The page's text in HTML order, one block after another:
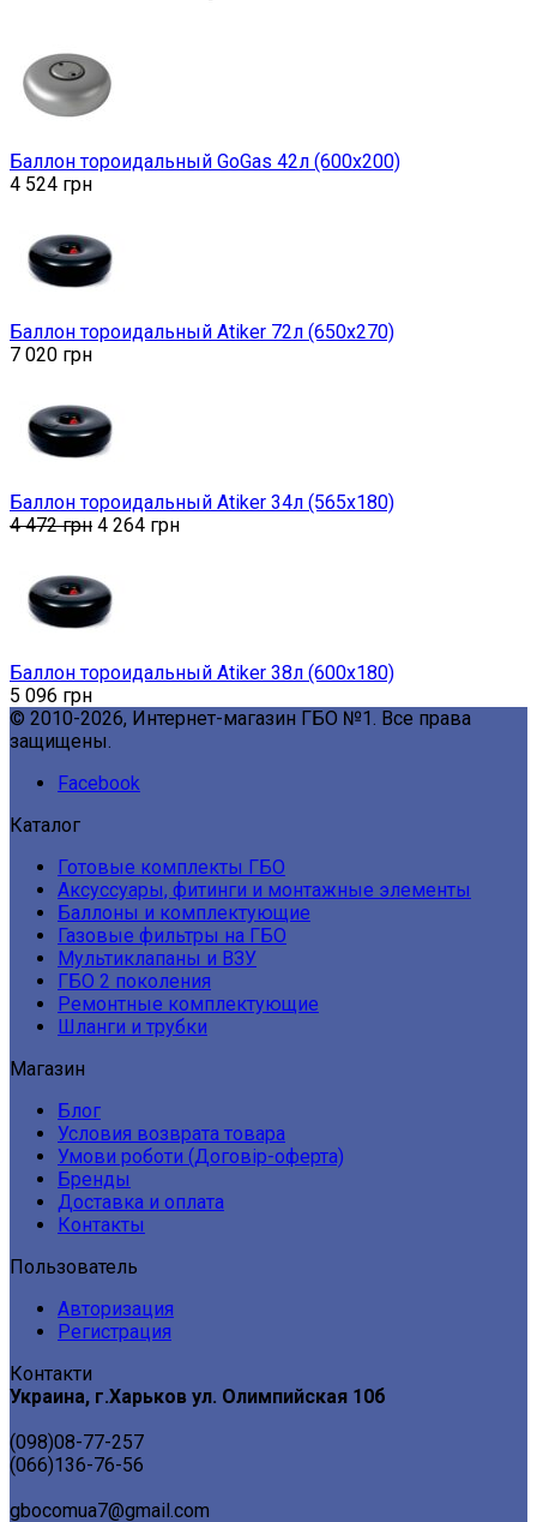
Баллон тороидальный GoGas 42л (600х200)
4 524 грн
Баллон тороидальный Atiker 72л (650х270)
7 020 грн
Баллон тороидальный Atiker 34л (565х180)
4 472грн 4 264 грн
Баллон тороидальный Atiker 38л (600х180)
5 096 грн
© 2010-2026, Интернет-магазин ГБО №1. Все права
защищены.
Facebook
Каталог
Готовые комплекты ГБО
Аксуссуары, фитинги и монтажные элементы
Баллоны и комплектующие
Газовые фильтры на ГБО
Мультиклапаны и ВЗУ
ГБО 2 поколения
Ремонтные комплектующие
Шланги и трубки
Магазин
Блог
Условия возврата товара
Умови роботи (Договір-оферта)
Бренды
Доставка и оплата
Контакты
Пользователь
Авторизация
Регистрация
Контакти
Украина, г.Харьков ул. Олимпийская 10б
(098)08-77-257
(066)136-76-56
gbocomua7@gmail.com